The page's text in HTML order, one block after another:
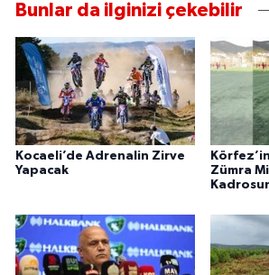
Bunlar da ilginizi çekebilir
Kocaeli’de Adrenalin Zirve
Yapacak
Zümra